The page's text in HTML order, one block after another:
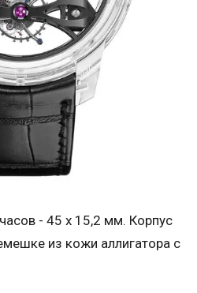
- 45 x 15,2 мм. Корпус
из кожи аллигатора с